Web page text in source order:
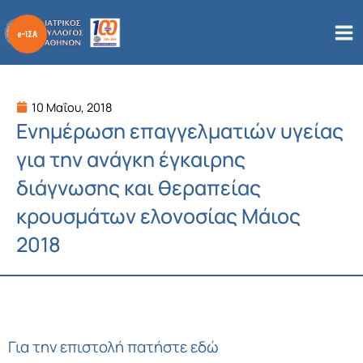
στο
περιεχόμενο
10 Μαΐου, 2018
Ενημέρωση επαγγελματιών υγείας
για την ανάγκη έγκαιρης
διάγνωσης και θεραπείας
κρουσμάτων ελονοσίας Μάιος
2018
Για την επιστολή πατήστε εδώ